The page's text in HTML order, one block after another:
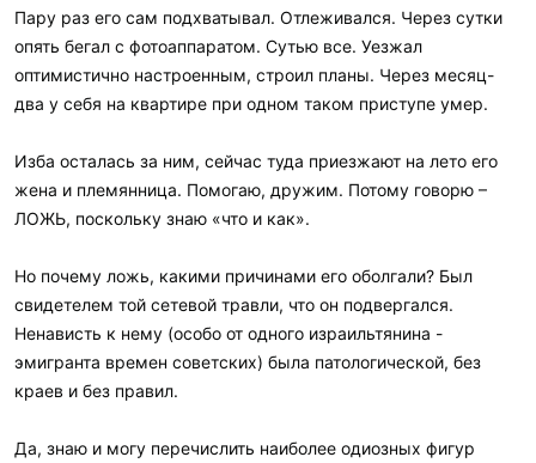
Пару раз его сам подхватывал. Отлеживался. Через сутки
опять бегал с фотоаппаратом. Сутью все. Уезжал
оптимистично настроенным, строил планы. Через месяц-
два у себя на квартире при одном таком приступе умер.
Изба осталась за ним, сейчас туда приезжают на лето его
жена и племянница. Помогаю, дружим. Потому говорю –
ЛОЖЬ, поскольку знаю «что и как».
Но почему ложь, какими причинами его оболгали? Был
свидетелем той сетевой травли, что он подвергался.
Ненависть к нему (особо от одного израильтянина -
эмигранта времен советских) была патологической, без
краев и без правил.
Да, знаю и могу перечислить наиболее одиозных фигур